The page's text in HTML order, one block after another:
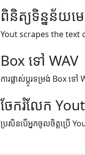
ពិនិត្យទិន្នន័យម
Yout scrapes the text
Box ទៅ WAV
ការផ្លាស់ប្តូរទម្រង់ Box ទៅ
ចែករំលែក
ប្រសិនបើអ្នកចូលចិត្តប្រើ